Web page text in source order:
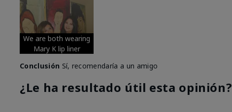
We are both wearing
Mary K lip liner
Conclusión Sí, recomendaría a un amigo
¿Le ha resultado útil esta opinión?